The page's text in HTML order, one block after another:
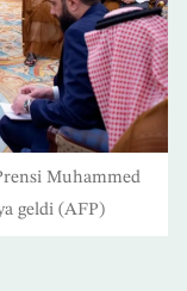
Muhammed
geldi (AFP)